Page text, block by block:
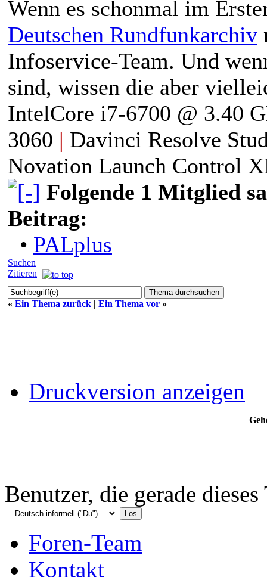
Wenn es schonmal im
Deutschen Rundfunkarchiv
Infoservice-Team. Und
sind, wissen die aber
IntelCore i7-6700 @ 3.40
3060 | Davinci Resolve
Novation Launch Control
Folgende 1 Mitglied
Beitrag:
• PALplus
Suchen
Zitieren
« Ein Thema zurück | Ein Thema vor »
Druckversion anzeigen
Benutzer, die gerade
Foren-Team
Kontakt